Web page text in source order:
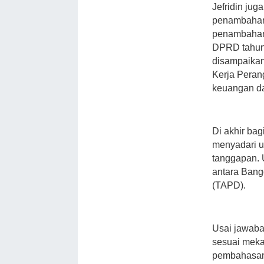
Jefridin
DPRD
Kerja
keuangan
Di akhir
menyadari
tanggapan.
antara
(TAPD).
Usai
sesuai